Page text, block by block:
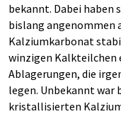
bekannt. Dabei haben
bislang angenommen
Kalziumkarbonat
winzigen Kalkteilchen
Ablagerungen, die
legen. Unbekannt war
kristallisierten